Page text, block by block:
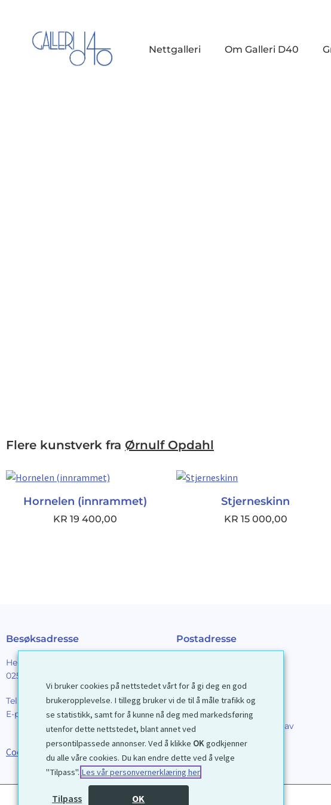
Nettgalleri Om Galleri D40
Flere kunstverk fra Ørnulf Opdahl
Hornelen (innrammet)
KR 19 400,00
Stjerneskinn
KR 15 000,00
Besøksadresse
Henrik Ibsens gt. 90
0255 Oslo
Tel:
22 44 85 86
E-post:
galleri@d40.no
Cookies
Postadresse
0201 Oslo
Mobilnummer til sporing av
forsendelser: 91924069
Vi bruker cookies på nettstedet vårt for å gi deg en god
brukeropplevelse. I tillegg bruker vi de til å måle trafikk og
se statistikk, samt for å kunne nå deg med markedsføring
utenfor dette nettstedet, blant annet ved
persontilpassede annonser. Ved å klikke OKgodkjenner
du alle våre cookies. Du kan endre dette ved å velge
"Tilpass". Les vår personvernerklæring her
Tilpass OK